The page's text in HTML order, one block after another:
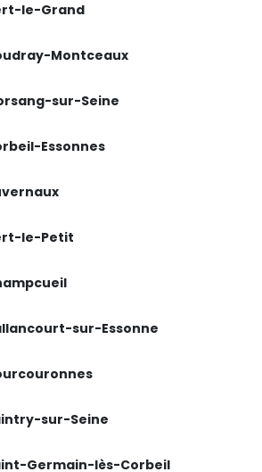
le-Grand
Montceaux
sur-Seine
Essonnes
le-Petit
sur-Essonne
sur-Seine
Germain-lès-Corbeil